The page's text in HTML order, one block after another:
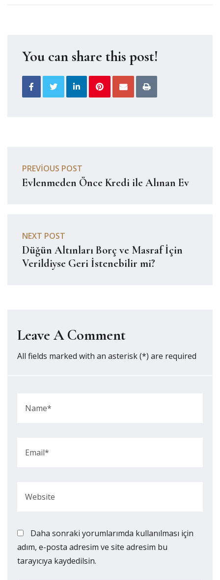
You can share this post!
PREVIOUS POST
Evlenmeden Önce Kredi ile Alınan Ev
NEXT POST
Düğün Altınları Borç ve Masraf İçin
Verildiyse Geri İstenebilir mi?
Leave A Comment
All fields marked with an asterisk (*) are required
Daha sonraki yorumlarımda kullanılması için
adım, e-posta adresim ve site adresim bu
tarayıcıya kaydedilsin.